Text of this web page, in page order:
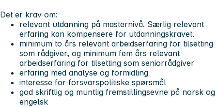
Det er krav om:
relevant utdanning på masternivå. Særlig relevant
erfaring kan kompensere for utdanningskravet.
minimum to års relevant arbeidserfaring for tilsetting
som rådgiver, og minimum fem års relevant
arbeidserfaring for tilsetting som seniorrådgiver
erfaring med analyse og formidling
interesse for forsvarspolitiske spørsmål
god skriftlig og muntlig fremstillingsevne på norsk og
engelsk